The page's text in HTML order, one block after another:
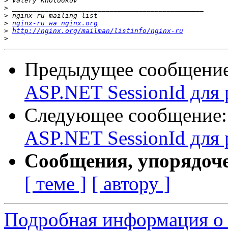
>
>
> nginx-ru на nginx.org
> http://nginx.org/mailman/listinfo/nginx-ru
>
Предыдущее
ASP.NET SessionId
Следующее
ASP.NET SessionId
Сообщения,
[ теме ] [ автору ]
Подробная информация